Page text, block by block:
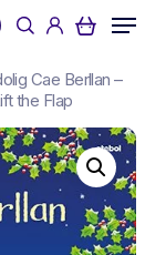
searchaccount
Menu
Cae Berllan –
the Flap